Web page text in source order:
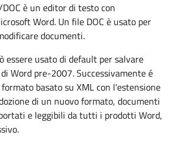
è un editor di testo con
Word. Un file DOC è usato per
documenti.
essere usato di default per salvare
Word pre-2007. Successivamente é
basato su XML con l'estensione
di un nuovo formato, documenti
e leggibili da tutti i prodotti Word,